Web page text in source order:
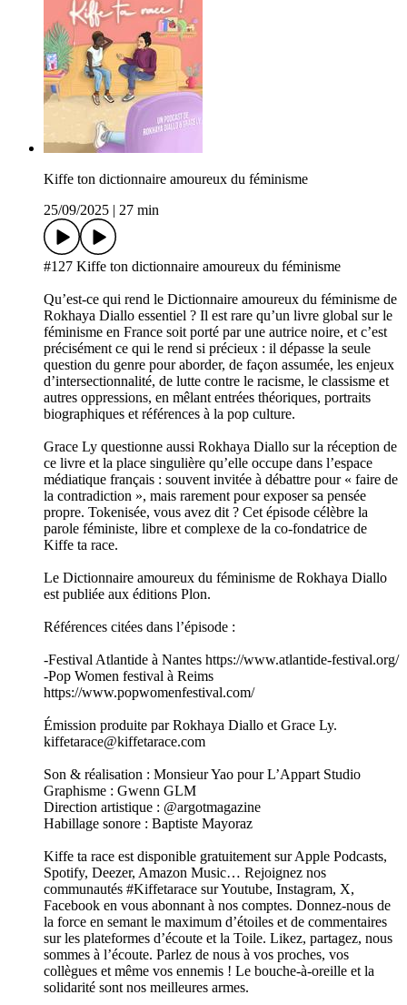
Kiffe ton dictionnaire amoureux du féminisme
25/09/2025
27 min
#127 Kiffe ton dictionnaire amoureux du féminisme
Qu’est-ce qui rend le Dictionnaire amoureux du féminisme de
Rokhaya Diallo essentiel ? Il est rare qu’un livre global sur le
féminisme en France soit porté par une autrice noire, et c’est
précisément ce qui le rend si précieux : il dépasse la seule
question du genre pour aborder, de façon assumée, les enjeux
d’intersectionnalité, de lutte contre le racisme, le classisme et
autres oppressions, en mêlant entrées théoriques, portraits
biographiques et références à la pop culture.
Grace Ly questionne aussi Rokhaya Diallo sur la réception de
ce livre et la place singulière qu’elle occupe dans l’espace
médiatique français : souvent invitée à débattre pour « faire de
la contradiction », mais rarement pour exposer sa pensée
propre. Tokenisée, vous avez dit ? Cet épisode célèbre la
parole féministe, libre et complexe de la co-fondatrice de
Kiffe ta race.
Le Dictionnaire amoureux du féminisme de Rokhaya Diallo
est publiée aux éditions Plon.
Références citées dans l’épisode :
-Festival Atlantide à Nantes https://www.atlantide-festival.org/
-Pop Women festival à Reims
https://www.popwomenfestival.com/
Émission produite par Rokhaya Diallo et Grace Ly.
kiffetarace@kiffetarace.com
Son & réalisation : Monsieur Yao pour L’Appart Studio
Graphisme : Gwenn GLM
Direction artistique : @argotmagazine
Habillage sonore : Baptiste Mayoraz
Kiffe ta race est disponible gratuitement sur Apple Podcasts,
Spotify, Deezer, Amazon Music… Rejoignez nos
communautés #Kiffetarace sur Youtube, Instagram, X,
Facebook en vous abonnant à nos comptes. Donnez-nous de
la force en semant le maximum d’étoiles et de commentaires
sur les plateformes d’écoute et la Toile. Likez, partagez, nous
sommes à l’écoute. Parlez de nous à vos proches, vos
collègues et même vos ennemis ! Le bouche-à-oreille et la
solidarité sont nos meilleures armes.